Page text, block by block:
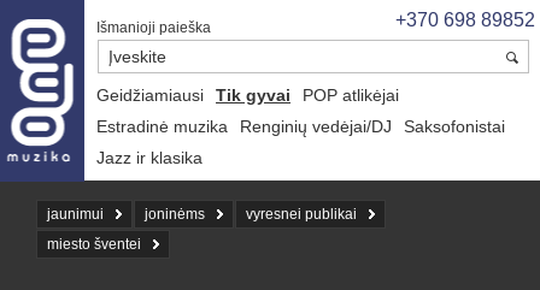
+370 698 89852
Išmanioji paieška
Geidžiamiausi Tik gyvai
POP atlikėjai
Estradinė muzika
Renginių vedėjai/DJ
Saksofonistai
Jazz ir klasika
jaunimui joninėms
vyresnei publikai
miesto šventei